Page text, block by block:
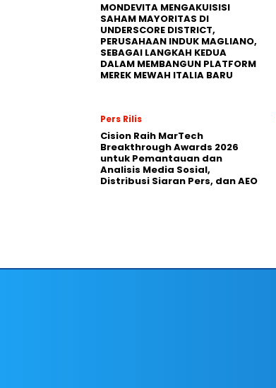
MONDEVITA MENGAKUISISI
SAHAM MAYORITAS DI
UNDERSCORE DISTRICT,
PERUSAHAAN INDUK MAGLIANO,
SEBAGAI LANGKAH KEDUA
DALAM MEMBANGUN PLATFORM
MEREK MEWAH ITALIA BARU
Pers Rilis
Cision Raih MarTech
Breakthrough Awards 2026
untuk Pemantauan dan
Analisis Media Sosial,
Distribusi Siaran Pers, dan AEO